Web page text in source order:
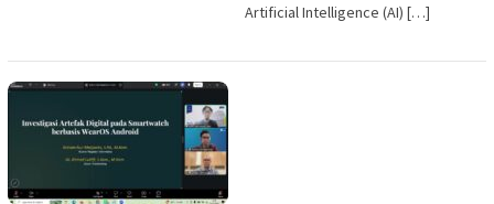
Artificial Intelligence (AI) […]